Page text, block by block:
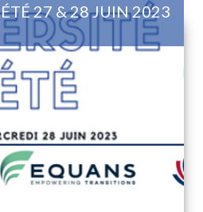
27 & 28 JUIN 2023